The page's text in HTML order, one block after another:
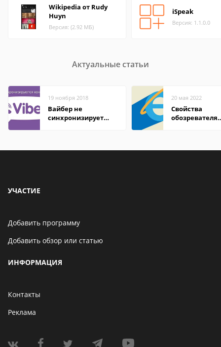
Wikipedia от Rudy
Huyn
Версия: (2.92 МБ)
iSpeak
Версия: 1.1.0.0
Актуальные статьи
19 ноября 2018
Вайбер не
синхронизирует
20 мая 2022
Свойства
обозревателя
УЧАСТИЕ
Добавить программу
Добавить обзор или статью
ИНФОРМАЦИЯ
Контакты
Реклама